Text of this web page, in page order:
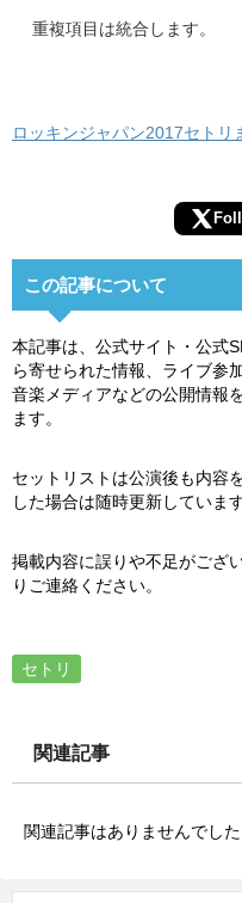
重複項目は統合します。
ロッキンジャパン2017セトリ
この記事について
本記事は、公式サイト・公式
ら寄せられた情報、ライブ参
音楽メディアなどの公開情報
ます。
セットリストは公演後も内容
した場合は随時更新しています
掲載内容に誤りや不足がござ
りご連絡ください。
セトリ
関連記事
関連記事はありませんでした